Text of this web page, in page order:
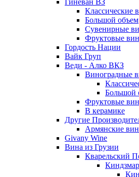
Гиневан ВЗ
Классические
Большой объем
Сувенирные
Фруктовые
Гордость Нации
Вайк Груп
Веди - Алко ВКЗ
Виноградные
Большой
Фруктовые
В керамике
Другие
Армянские
Givany Wine
Вина из Грузии
Кварельский